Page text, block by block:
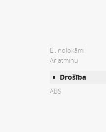
El. nolokāmi
Ar atmiņu
Drošība
ABS